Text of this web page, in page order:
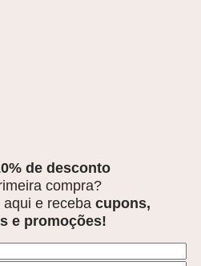
de desconto
compra?
e receba cupons,
e promoções!